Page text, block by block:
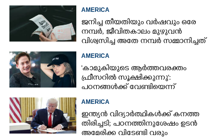
AMERICA
ജനിച്ച തീയതിയും വർഷവും ഒരേ
നമ്പർ, ജീവിതകാലം മുഴുവൻ
വിശ്വസിച്ച അതേ നമ്പർ സമ്മാനിച്ചത്
കോടികളുടെ ഭാഗ്യം
AMERICA
'കാമുകിയുടെ ആർത്തവരക്തം
ഫ്രീസറിൽ സൂക്ഷിക്കുന്നു':
പഠനങ്ങൾക്ക് വേണ്ടിയെന്ന്
വിശദീകരണം,​ ചർച്ചയായി ബ്രയാൻ
ജോൺസന്റെ പോസ്റ്റ്
AMERICA
ഇന്ത്യൻ വിദ്യാർത്ഥികൾക്ക് കനത്ത
തിരിച്ചടി; പഠനത്തിനുശേഷം ഉടൻ
അമേരിക്ക വിടേണ്ടി വരും